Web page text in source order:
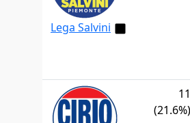
Lega Salvini
11
(21.6%)